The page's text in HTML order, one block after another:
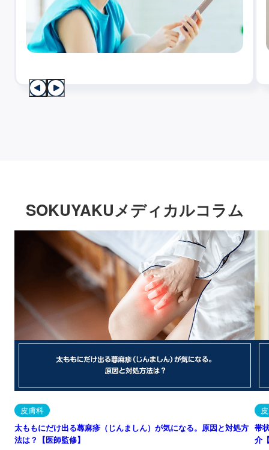
SOKUYAKUメディカルコラム
皮膚科
太ももにだけ出る蕁麻疹（じんましん）が気になる。原因と対処方
法は？【医師監修】
帯
介